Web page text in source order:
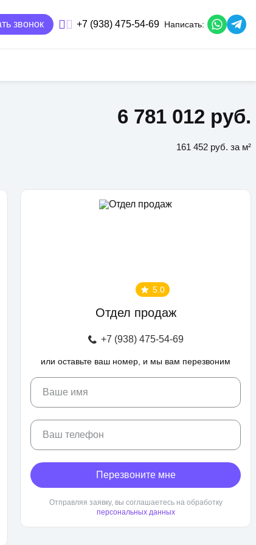
звонок +7 (938) 475-54-69 Написать:
6 781 012 руб.
161 452 руб. за м²
5.0
Отдел продаж
+7 (938) 475-54-69
или оставьте ваш номер, и мы вам перезвоним
Ваше имя
Ваш телефон
Перезвоните мне
Отправляя заявку, вы соглашаетесь на обработку
персональных данных